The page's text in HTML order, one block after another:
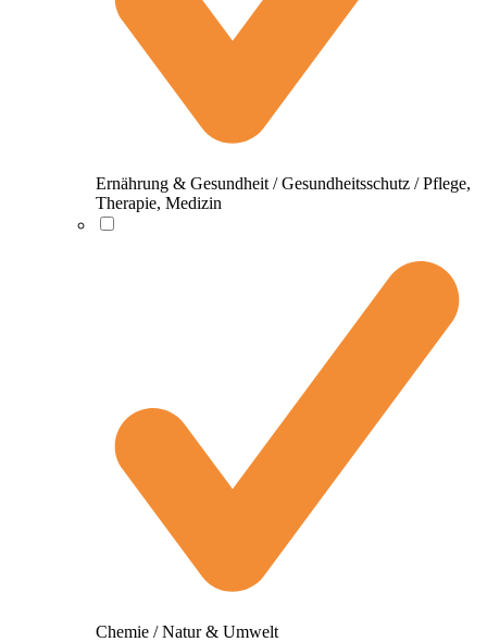
Ernährung & Gesundheit / Gesundheitsschutz / Pflege,
Therapie, Medizin
Chemie / Natur & Umwelt